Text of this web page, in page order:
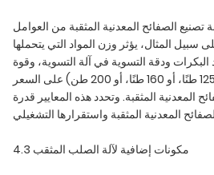
تصنيع الصفائح المعدنية المثقبة من العوامل
سبيل المثال، يؤثر وزن المواد التي يتحملها
ودقة التسوية في آلة التسوية، وقوة
حمولة آلة التثقيب (مثل 125 طنًا، أو 160 طنًا، أو 200 طن) على السعر
المعدنية المثقبة. وتحدد هذه المعايير قدرة
4.3 مكونات إضافية لآلة الصلب المثقب